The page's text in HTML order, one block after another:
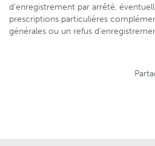
d’enregistrement par arrêté,
prescriptions particulières
générales ou un refus